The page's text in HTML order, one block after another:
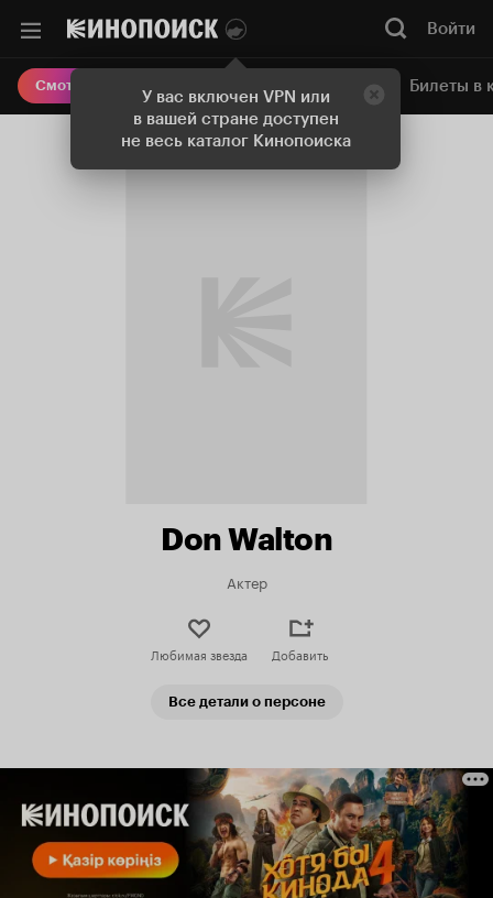
У вас включен VPN или
в вашей стране доступен
не весь каталог Кинопоиска
Войти
Смотреть кино Онлайн-кинотеатр Билеты в
Don Walton
Актер
Любимая звезда Добавить
Все детали о персоне